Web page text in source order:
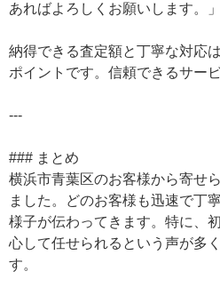
あればよろしくお願いします。」
納得できる査定額と丁寧な対応
ポイントです。信頼できるサー
---
### まとめ
横浜市青葉区のお客様から寄せ
ました。どのお客様も迅速で丁
様子が伝わってきます。特に、
心して任せられるという声が多
す。